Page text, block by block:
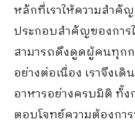
หลักที่เราให้ความสำคั
ประกอบสำคัญของการ
สามารถดึงดูดผู้คนทุกก
อย่างต่อเนื่อง เราจึง
อาหารอย่างครบมิติ ทั้
ตอบโจทย์ความต้องกา